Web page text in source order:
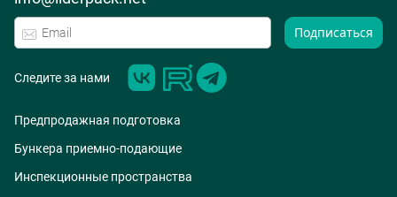
Подписаться
Следите за нами
Предпродажная подготовка
Бункера приемно-подающие
Инспекционные пространства